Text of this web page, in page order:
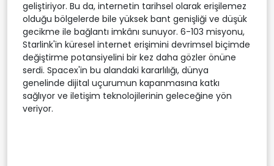
geliştiriyor. Bu da, internetin tarihsel olarak erişilemez
olduğu bölgelerde bile yüksek bant genişliği ve düşük
gecikme ile bağlantı imkânı sunuyor. 6-103 misyonu,
Starlink'in küresel internet erişimini devrimsel biçimde
değiştirme potansiyelini bir kez daha gözler önüne
serdi. Spacex'in bu alandaki kararlılığı, dünya
genelinde dijital uçurumun kapanmasına katkı
sağlıyor ve iletişim teknolojilerinin geleceğine yön
veriyor.